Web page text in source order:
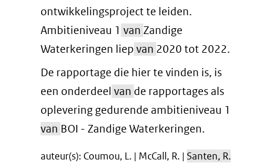
ontwikkelingsproject te leiden.
Ambitieniveau 1 van Zandige
Waterkeringen liep van 2020 tot 2022.
De rapportage die hier te vinden is, is
een onderdeel van de rapportages als
oplevering gedurende ambitieniveau 1
van BOI - Zandige Waterkeringen.
auteur(s): Coumou, L. | McCall, R. | Santen, R.